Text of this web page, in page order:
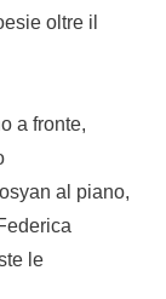
oltre il
a fronte,
al piano,
le